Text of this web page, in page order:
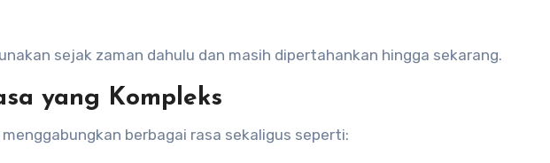
sejak zaman dahulu dan masih dipertahankan hingga sekarang.
yang Kompleks
berbagai rasa sekaligus seperti: